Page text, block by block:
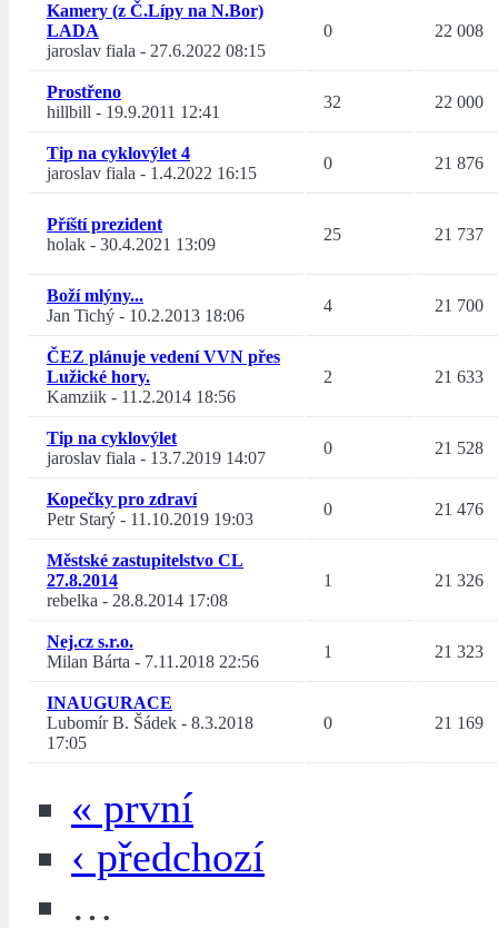
Kamery (z Č.Lípy na N.Bor)
LADA
jaroslav fiala - 27.6.2022 08:15
0 22 008
Prostřeno
hillbill - 19.9.2011 12:41
32 22 000
Tip na cyklovýlet 4
jaroslav fiala - 1.4.2022 16:15
0 21 876
Příští prezident
holak - 30.4.2021 13:09
25 21 737
Boží mlýny...
Jan Tichý - 10.2.2013 18:06
4 21 700
ČEZ plánuje vedení VVN přes
Lužické hory.
Kamziik - 11.2.2014 18:56
2 21 633
Tip na cyklovýlet
jaroslav fiala - 13.7.2019 14:07
0 21 528
Kopečky pro zdraví
Petr Starý - 11.10.2019 19:03
0 21 476
Městské zastupitelstvo CL
27.8.2014
rebelka - 28.8.2014 17:08
1 21 326
Nej.cz s.r.o.
Milan Bárta - 7.11.2018 22:56
1 21 323
INAUGURACE
Lubomír B. Šádek - 8.3.2018
17:05
0 21 169
« první
‹ předchozí
…